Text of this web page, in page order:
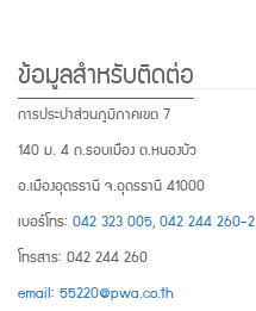
ข้อมูลสำหรับติดต่อ
การประปาส่วนภูมิภาคเขต 7
140 ม. 4 ถ.รอบเมือง ต.หนองบัว
อ.เมืองอุดรธานี จ.อุดรธานี 41000
เบอร์โทร: 042 323 005,042 244 260-2
โทรสาร: 042 244 260
email: 55220@pwa.co.th